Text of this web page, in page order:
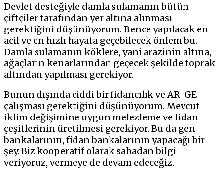
Devlet desteğiyle damla sulamanın bütün
çiftçiler tarafından yer altına alınması
gerektiğini düşünüyorum. Bence yapılacak en
acil ve en hızlı hayata geçebilecek önlem bu.
Damla sulamanın köklere, yani arazinin altına,
ağaçların kenarlarından geçecek şekilde toprak
altından yapılması gerekiyor.
Bunun dışında ciddi bir fidancılık ve AR-GE
çalışması gerektiğini düşünüyorum. Mevcut
iklim değişimine uygun melezleme ve fidan
çeşitlerinin üretilmesi gerekiyor. Bu da gen
bankalarının, fidan bankalarının yapacağı bir
şey. Biz kooperatif olarak sahadan bilgi
veriyoruz, vermeye de devam edeceğiz.